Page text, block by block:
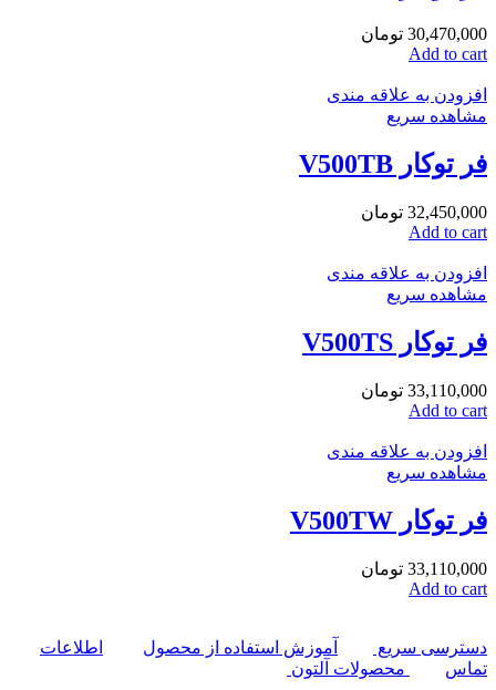
30,470,000 تومان
Add to cart
افزودن به علاقه مندی
مشاهده سریع
فر توکار V500TB
32,450,000 تومان
Add to cart
افزودن به علاقه مندی
مشاهده سریع
فر توکار V500TS
33,110,000 تومان
Add to cart
افزودن به علاقه مندی
مشاهده سریع
فر توکار V500TW
33,110,000 تومان
Add to cart
دسترسی سریع آموزش استفاده از محصول
اطلاعات
تماس
محصولات آلتون